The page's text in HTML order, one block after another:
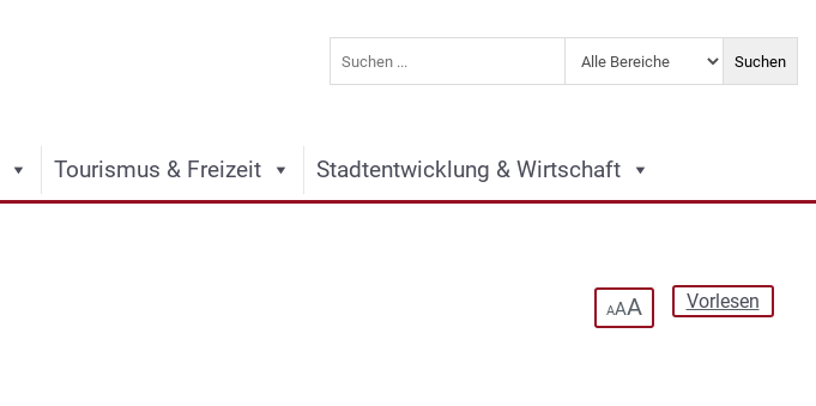
Tourismus & Freizeit Stadtentwicklung & Wirtschaft
Vorlesen
AAA